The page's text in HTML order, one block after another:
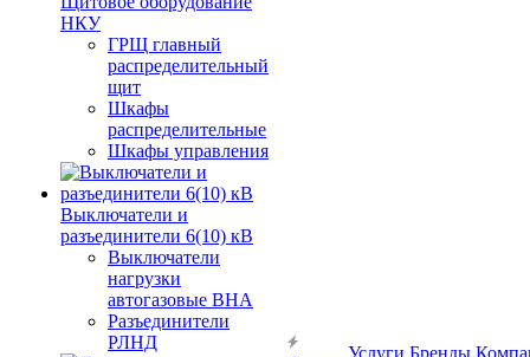
НКУ
ГРЩ главный
распределительный
щит
Шкафы
распределительные
Шкафы управления
Выключатели и
разъединители 6(10) кВ
Выключатели
нагрузки
автогазовые ВНА
Разъединители
РЛНД
Услуги Бренды